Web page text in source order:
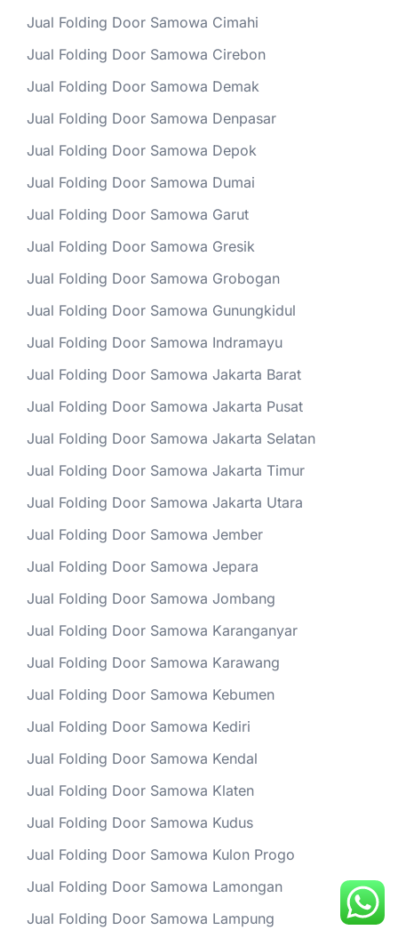
Jual Folding Door Samowa Cimahi
Jual Folding Door Samowa Cirebon
Jual Folding Door Samowa Demak
Jual Folding Door Samowa Denpasar
Jual Folding Door Samowa Depok
Jual Folding Door Samowa Dumai
Jual Folding Door Samowa Garut
Jual Folding Door Samowa Gresik
Jual Folding Door Samowa Grobogan
Jual Folding Door Samowa Gunungkidul
Jual Folding Door Samowa Indramayu
Jual Folding Door Samowa Jakarta Barat
Jual Folding Door Samowa Jakarta Pusat
Jual Folding Door Samowa Jakarta Selatan
Jual Folding Door Samowa Jakarta Timur
Jual Folding Door Samowa Jakarta Utara
Jual Folding Door Samowa Jember
Jual Folding Door Samowa Jepara
Jual Folding Door Samowa Jombang
Jual Folding Door Samowa Karanganyar
Jual Folding Door Samowa Karawang
Jual Folding Door Samowa Kebumen
Jual Folding Door Samowa Kediri
Jual Folding Door Samowa Kendal
Jual Folding Door Samowa Klaten
Jual Folding Door Samowa Kudus
Jual Folding Door Samowa Kulon Progo
Jual Folding Door Samowa Lamongan
Jual Folding Door Samowa Lampung